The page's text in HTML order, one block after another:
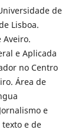
de
Lisboa.
Aveiro.
e Aplicada
no Centro
Área de
e
e de